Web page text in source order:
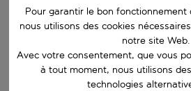
Commencez à taper pour la saisie
Commencez à taper pour la saisie
Choisissez votre destination
Vers
Choisissez vos dates
Quand
Pour garantir le bon
nous utilisons des cookies
notre site Web.
Avec votre consentement, que vous
à tout moment, nous utilisons
technologies